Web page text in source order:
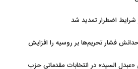
اضطرار تمدید شد
فشار تحریم‌ها بر روسیه را افزایش
السید» در انتخابات مقدماتی حزب